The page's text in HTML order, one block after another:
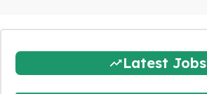
Latest Jobs